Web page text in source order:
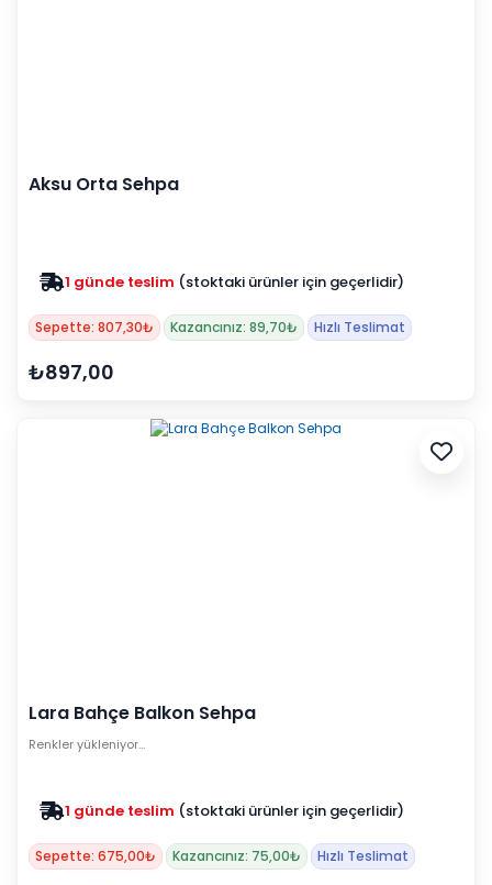
Aksu Orta Sehpa
1 günde teslim (stoktaki ürünler için geçerlidir)
Sepette: 807,30₺ Kazancınız: 89,70₺ Hızlı Teslimat
₺897,00
Lara Bahçe Balkon Sehpa
Renkler yükleniyor…
1 günde teslim (stoktaki ürünler için geçerlidir)
Sepette: 675,00₺ Kazancınız: 75,00₺ Hızlı Teslimat